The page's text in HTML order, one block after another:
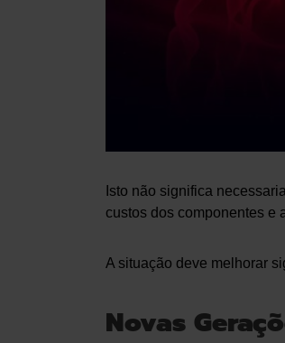
Isto não significa
custos dos componentes e
A situação deve melhorar
Novas